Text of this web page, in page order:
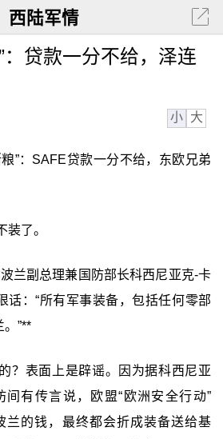
西陆军情
：贷款一分不给，泽连
小 大
”：SAFE贷款一分不给，东欧兄弟
装了。
兰副总理兼国防部长科西尼亚克-卡
话：‍“所有军事装备，包括任何零部
”‍**
？表面上是辟谣。因为据科西尼亚
有传言说，欧盟“欧洲安全行动”
兰的钱，最终都会折成装备送给基